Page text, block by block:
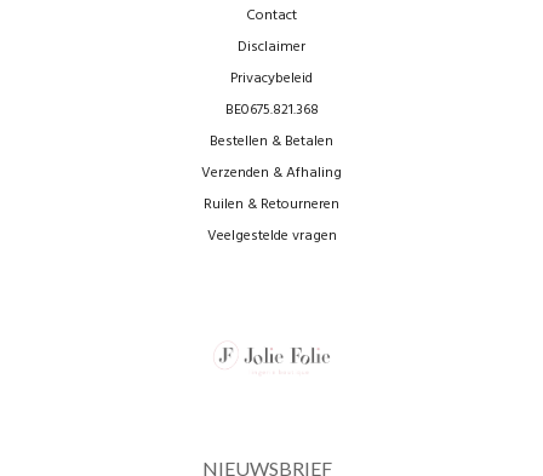
Contact
Disclaimer
Privacybeleid
BE0675.821.368
Bestellen & Betalen
Verzenden & Afhaling
Ruilen & Retourneren
Veelgestelde vragen
NIEUWSBRIEF